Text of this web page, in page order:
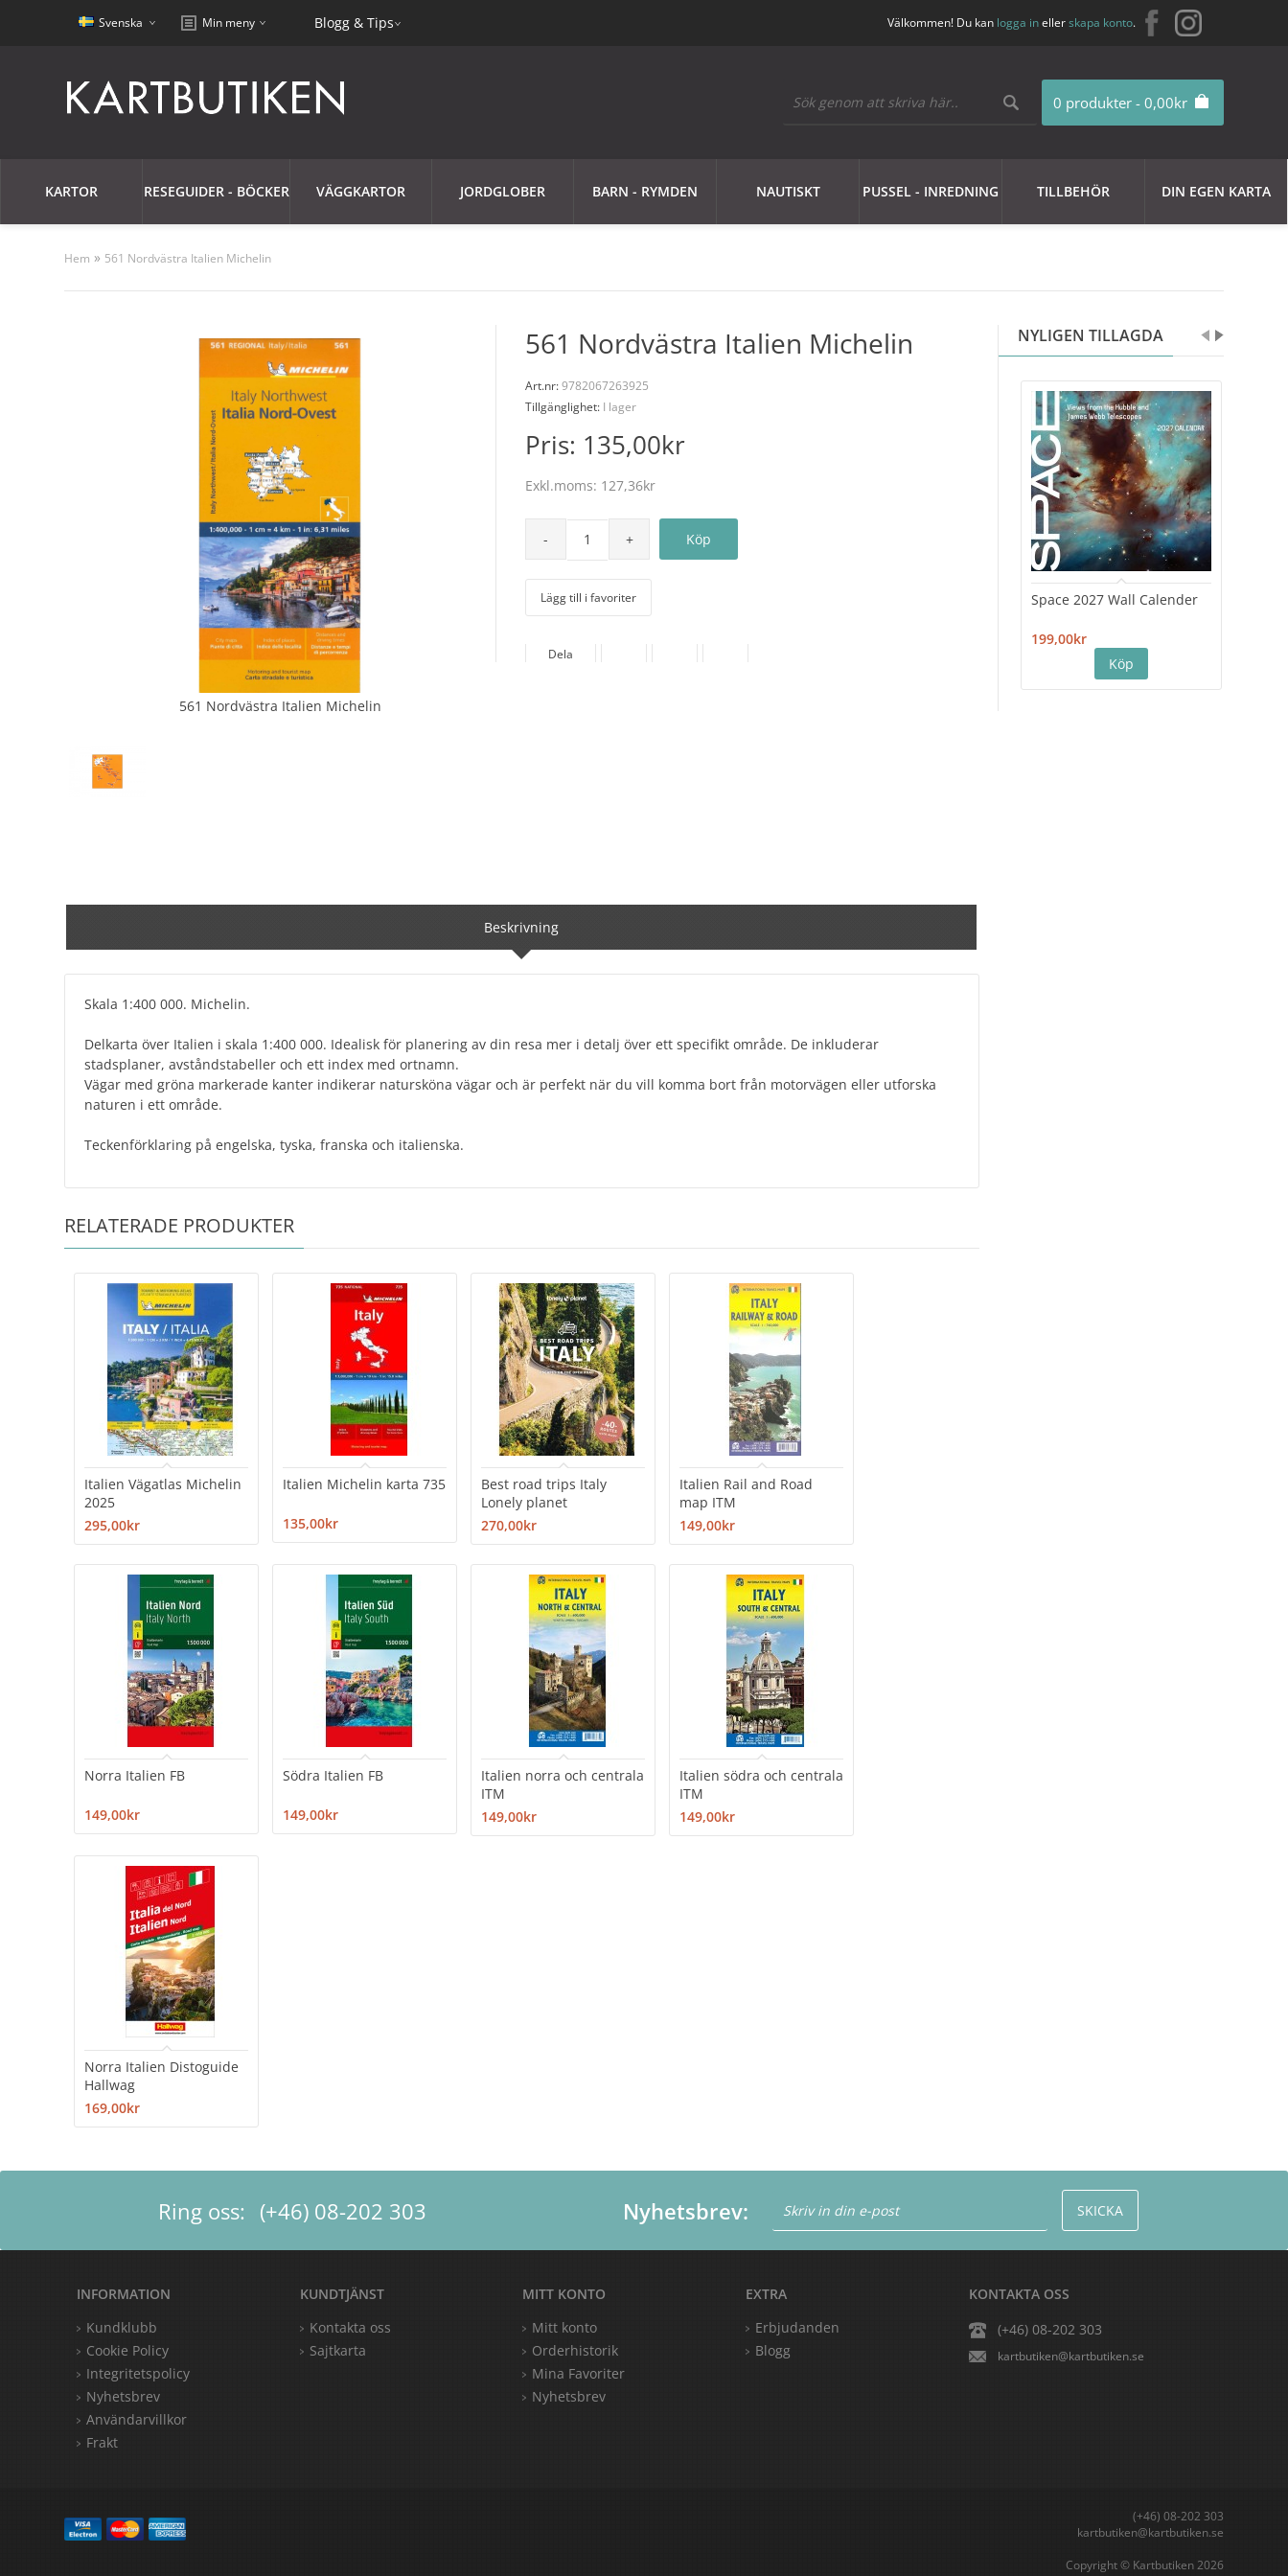
Svenska Min meny Blogg & Tips Välkommen! Du kan logga inellerskapa konto.
0 produkter - 0,00kr
KARTOR RESEGUIDER - BÖCKER VÄGGKARTOR JORDGLOBER BARN - RYMDEN NAUTISKT PUSSEL - INREDNING TILLBEHÖR DIN EGEN KARTA
Hem » 561 Nordvästra Italien Michelin
NYLIGEN TILLAGDA
Space 2027 Wall Calender
199,00kr
561 Nordvästra Italien Michelin
561 Nordvästra Italien Michelin
Art.nr:9782067263925
Tillgänglighet: I lager
Pris: 135,00kr
Exkl.moms: 127,36kr
Lägg till i favoriter
Dela
Beskrivning
Skala 1:400 000. Michelin.
Delkarta över Italien i skala 1:400 000. Idealisk för planering av din resa mer i detalj över ett specifikt område. De inkluderar
stadsplaner, avståndstabeller och ett index med ortnamn.
Vägar med gröna markerade kanter indikerar natursköna vägar och är perfekt när du vill komma bort från motorvägen eller utforska
naturen i ett område.
Teckenförklaring på engelska, tyska, franska och italienska.
RELATERADE PRODUKTER
Italien Vägatlas Michelin
2025
295,00kr
Italien Michelin karta 735
135,00kr
Best road trips Italy
Lonely planet
270,00kr
Italien Rail and Road
map ITM
149,00kr
Norra Italien FB
149,00kr
Södra Italien FB
149,00kr
Italien norra och centrala
ITM
149,00kr
Italien södra och centrala
ITM
149,00kr
Norra Italien Distoguide
Hallwag
169,00kr
Ring oss: (+46) 08-202 303 Nyhetsbrev:
KONTAKTA OSS
(+46) 08-202 303
kartbutiken@kartbutiken.se
EXTRA
Erbjudanden
Blogg
MITT KONTO
Mitt konto
Orderhistorik
Mina Favoriter
Nyhetsbrev
KUNDTJÄNST
Kontakta oss
Sajtkarta
INFORMATION
Kundklubb
Cookie Policy
Integritetspolicy
Nyhetsbrev
Användarvillkor
Frakt
(+46) 08-202 303
kartbutiken@kartbutiken.se
Copyright © Kartbutiken 2026